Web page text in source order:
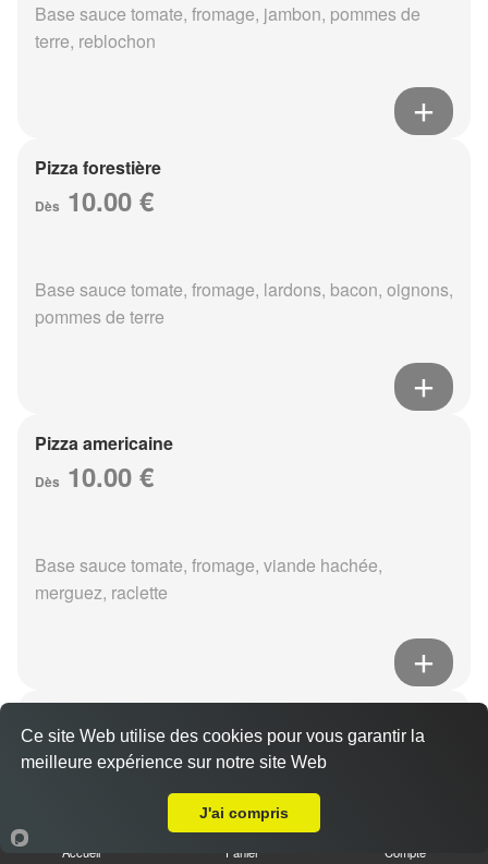
Base sauce tomate, fromage, jambon, pommes de
terre, reblochon
Pizza forestière
Dès 10.00 €
Base sauce tomate, fromage, lardons, bacon, oignons,
pommes de terre
Pizza americaine
Dès 10.00 €
Base sauce tomate, fromage, viande hachée,
merguez, raclette
Dès10.00 €
Base sauce tomate, fromage, viande hachée, boursin,
Accueil Panier Compte
Ce site Web utilise des cookies pour vous garantir la
meilleure expérience sur notre site Web
J'ai compris